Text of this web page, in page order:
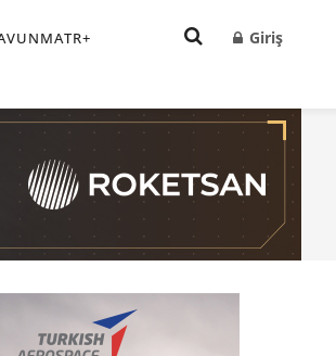
Giriş